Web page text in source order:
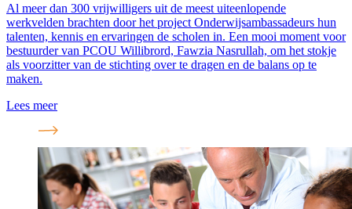
Al meer dan 300 vrijwilligers uit de meest uiteenlopende
werkvelden brachten door het project Onderwijsambassadeurs hun
talenten, kennis en ervaringen de scholen in. Een mooi moment voor
bestuurder van PCOU Willibrord, Fawzia Nasrullah, om het stokje
als voorzitter van de stichting over te dragen en de balans op te
maken.
Lees meer